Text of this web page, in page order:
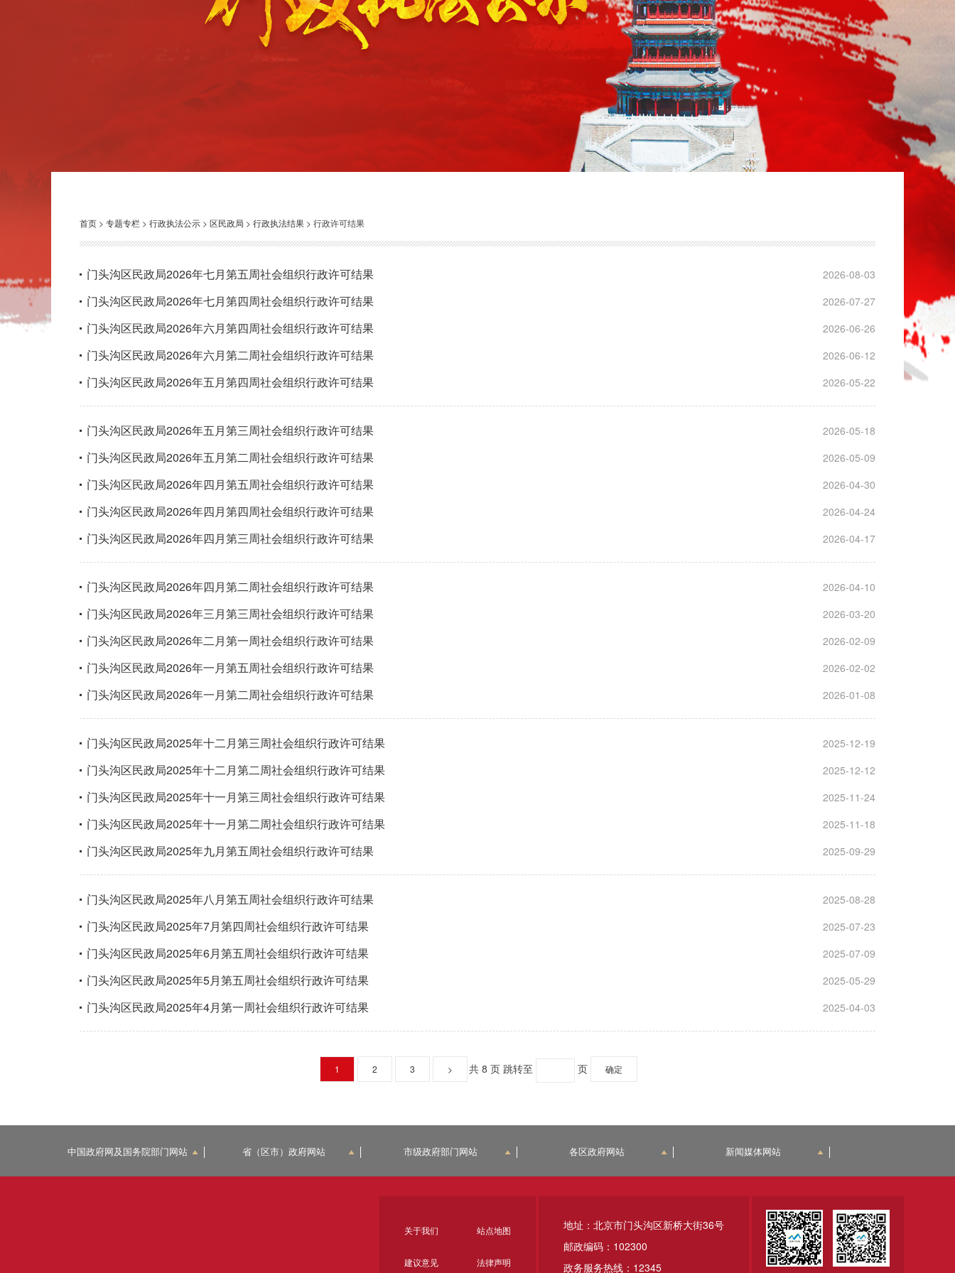
首页 >专题专栏 >行政执法公示 >区民政局 >行政执法结果 >行政许可结果
门头沟区民政局2026年七月第五周社会组织行政许可结果 2026-08-03
门头沟区民政局2026年七月第四周社会组织行政许可结果 2026-07-27
门头沟区民政局2026年六月第四周社会组织行政许可结果 2026-06-26
门头沟区民政局2026年六月第二周社会组织行政许可结果 2026-06-12
门头沟区民政局2026年五月第四周社会组织行政许可结果 2026-05-22
门头沟区民政局2026年五月第三周社会组织行政许可结果 2026-05-18
门头沟区民政局2026年五月第二周社会组织行政许可结果 2026-05-09
门头沟区民政局2026年四月第五周社会组织行政许可结果 2026-04-30
门头沟区民政局2026年四月第四周社会组织行政许可结果 2026-04-24
门头沟区民政局2026年四月第三周社会组织行政许可结果 2026-04-17
门头沟区民政局2026年四月第二周社会组织行政许可结果 2026-04-10
门头沟区民政局2026年三月第三周社会组织行政许可结果 2026-03-20
门头沟区民政局2026年二月第一周社会组织行政许可结果 2026-02-09
门头沟区民政局2026年一月第五周社会组织行政许可结果 2026-02-02
门头沟区民政局2026年一月第二周社会组织行政许可结果 2026-01-08
门头沟区民政局2025年十二月第三周社会组织行政许可结果 2025-12-19
门头沟区民政局2025年十二月第二周社会组织行政许可结果 2025-12-12
门头沟区民政局2025年十一月第三周社会组织行政许可结果 2025-11-24
门头沟区民政局2025年十一月第二周社会组织行政许可结果 2025-11-18
门头沟区民政局2025年九月第五周社会组织行政许可结果 2025-09-29
门头沟区民政局2025年八月第五周社会组织行政许可结果 2025-08-28
门头沟区民政局2025年7月第四周社会组织行政许可结果 2025-07-23
门头沟区民政局2025年6月第五周社会组织行政许可结果 2025-07-09
门头沟区民政局2025年5月第五周社会组织行政许可结果 2025-05-29
门头沟区民政局2025年4月第一周社会组织行政许可结果 2025-04-03
1 2 3 > 共 8 页 跳转至 页 确定
中国政府网及国务院部门网站 省（区市）政府网站 市级政府部门网站 各区政府网站 新闻媒体网站
地址：北京市门头沟区新桥大街36号
邮政编码：102300
政务服务热线：12345
关于我们 站点地图
建议意见 法律声明